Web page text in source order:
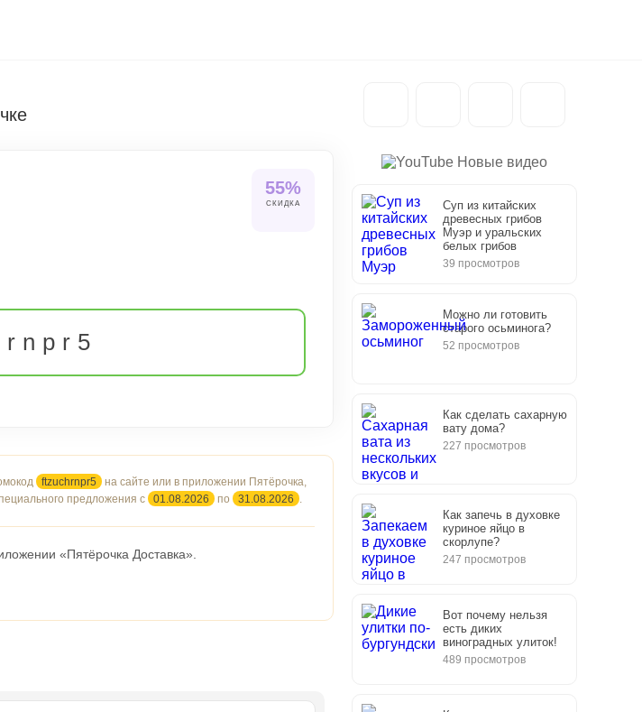
55%
СКИДКА
ftzuchrnpr5
на сайте или в приложении Пятёрочка,
предложения с
01.08.2026 по 31.08.2026 .
«Пятёрочка Доставка».
Новые видео
Суп из китайских
древесных грибов
Муэр и уральских
белых грибов
39 просмотров
Можно ли готовить
старого осьминога?
52 просмотров
Как сделать сахарную
вату дома?
227 просмотров
Как запечь в духовке
куриное яйцо в
скорлупе?
247 просмотров
Вот почему нельзя
есть диких
виноградных улиток!
489 просмотров